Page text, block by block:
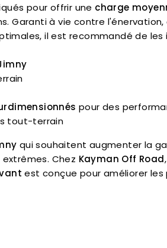
pour offrir une charge
à vie contre
il est recommandé de
pour des
tout-terrain
qui souhaitent augmenter la
Chez Kayman Off Road
est conçue pour améliorer